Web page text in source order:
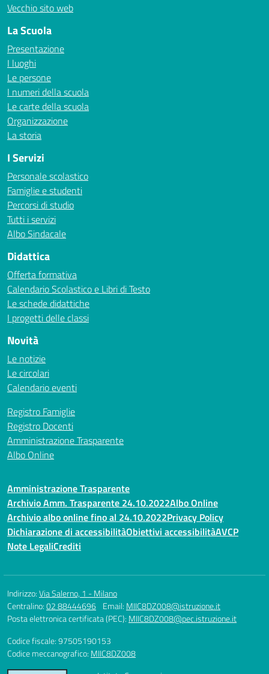
Vecchio sito web
La Scuola
Presentazione
I luoghi
Le persone
I numeri della scuola
Le carte della scuola
Organizzazione
La storia
I Servizi
Personale scolastico
Famiglie e studenti
Percorsi di studio
Tutti i servizi
Albo Sindacale
Didattica
Offerta formativa
Calendario Scolastico e Libri di Testo
Le schede didattiche
I progetti delle classi
Novità
Le notizie
Le circolari
Calendario eventi
Registro Famiglie
Registro Docenti
Amministrazione Trasparente
Albo Online
Amministrazione Trasparente
Archivio Amm. Trasparente 24.10.2022Albo Online
Archivio albo online fino al 24.10.2022Privacy Policy
Dichiarazione di accessibilitàObiettivi accessibilitàAVCP
Note LegaliCrediti
Indirizzo:Via Salerno, 1 - Milano
Centralino:02 88444696 Email: MIIC8DZ008@istruzione.it
Posta elettronica certificata (PEC): MIIC8DZ008@pec.istruzione.it
Codice fiscale: 97505190153
Codice meccanografico: MIIC8DZ008